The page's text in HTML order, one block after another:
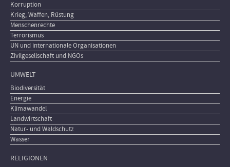
Korruption
Krieg, Waffen, Rüstung
Menschenrechte
Terrorismus
UN und internationale Organisationen
Zivilgesellschaft und NGOs
UMWELT
Biodiversität
Energie
Klimawandel
Landwirtschaft
Natur- und Waldschutz
Wasser
RELIGIONEN